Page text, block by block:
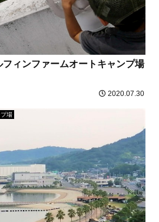
フィンファームオートキャンプ場
2020.07.30
場